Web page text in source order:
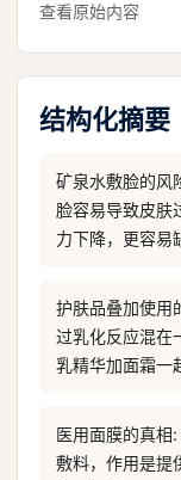
查看原始内容
结构化摘要
矿泉水敷脸的风
脸容易导致皮肤
力下降，更容易
护肤品叠加使用
过乳化反应混在
乳精华加面霜一
医用面膜的真相
敷料，作用是提